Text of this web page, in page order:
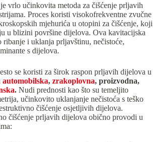
je vrlo učinkovita metoda za čišćenje prljavih
Proces koristi visokofrekventne zvučne
mjehurića u otopini za čišćenje, koji
u blizini površine dijelova. Ova kavitacijska
ribanje i uklanja prljavštinu, nečistoće,
s dijelova.
se koristi za širok raspon prljavih dijelova u
automobilska, zrakoplovna, proizvodna,
. Nudi prednosti kao što su temeljito
učinkovito uklanjanje nečistoća s teško
čišćenje osjetljivih dijelova.
čišćenje prljavih dijelova obično provodi u